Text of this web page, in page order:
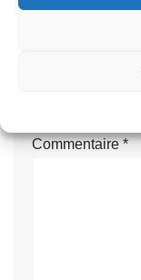
Commentaire*